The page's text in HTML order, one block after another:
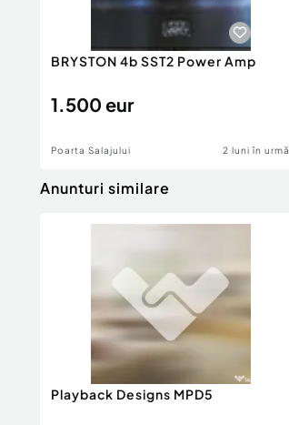
BRYSTON 4b SST2 Power Amp
1.500 eur
Poarta Salajului 2 luni în urmă
Anunturi similare
Playback Designs MPD5